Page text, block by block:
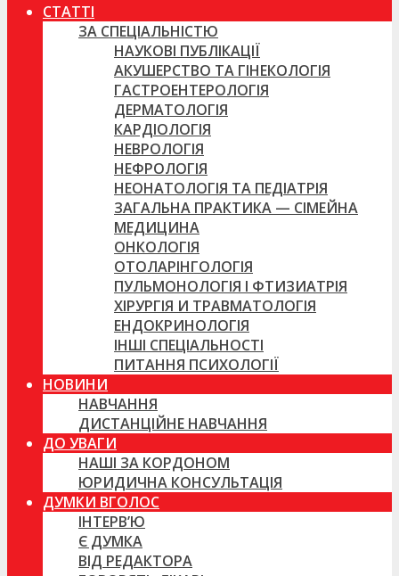
СТАТТІ
ЗА СПЕЦІАЛЬНІСТЮ
НАУКОВІ ПУБЛІКАЦІЇ
АКУШЕРСТВО ТА ГІНЕКОЛОГІЯ
ГАСТРОЕНТЕРОЛОГІЯ
ДЕРМАТОЛОГІЯ
КАРДІОЛОГІЯ
НЕВРОЛОГІЯ
НЕФРОЛОГІЯ
НЕОНАТОЛОГІЯ ТА ПЕДІАТРІЯ
ЗАГАЛЬНА ПРАКТИКА — СІМЕЙНА
МЕДИЦИНА
ОНКОЛОГІЯ
ОТОЛАРІНГОЛОГІЯ
ПУЛЬМОНОЛОГІЯ І ФТИЗИАТРІЯ
ХІРУРГІЯ И ТРАВМАТОЛОГІЯ
ЕНДОКРИНОЛОГІЯ
ІНШІ СПЕЦІАЛЬНОСТІ
ПИТАННЯ ПСИХОЛОГІЇ
НОВИНИ
НАВЧАННЯ
ДИСТАНЦІЙНЕ НАВЧАННЯ
ДО УВАГИ
НАШІ ЗА КОРДОНОМ
ЮРИДИЧНА КОНСУЛЬТАЦІЯ
ДУМКИ ВГОЛОС
ІНТЕРВ’Ю
Є ДУМКА
ВІД РЕДАКТОРА